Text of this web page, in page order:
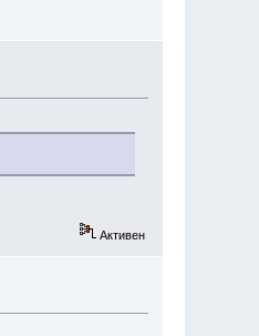
Активен